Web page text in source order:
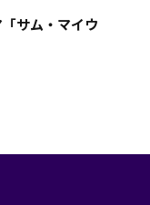
サム・マイウ